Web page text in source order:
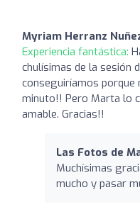
Myriam Herranz
Experiencia fantástica:
chulísimas de la sesión
conseguiríamos porque
minuto!! Pero Marta lo
amable. Gracias!!
Las Fotos de
Muchísimas
mucho y pasar